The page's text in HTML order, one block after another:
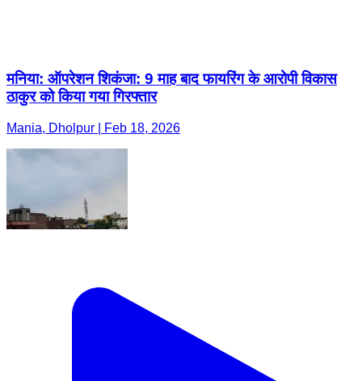
मनिया: ऑपरेशन शिकंजा: 9 माह बाद फायरिंग के आरोपी विकास
ठाकुर को किया गया गिरफ्तार
Mania, Dholpur | Feb 18, 2026